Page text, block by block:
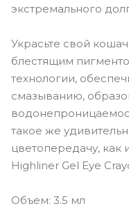
экстремального
Украсьте свой
блестящим
технологии,
смазыванию,
такое же
цветопередачу, как
Highliner Gel Eye
Объем: 3.5 мл